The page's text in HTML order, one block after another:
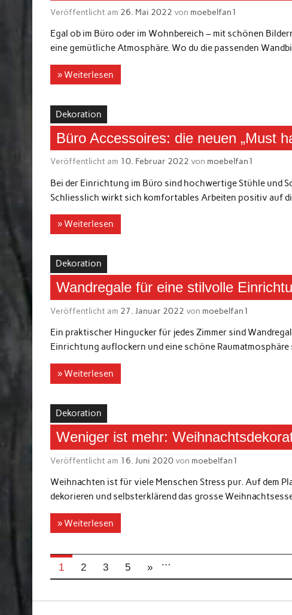
Veröffentlicht am 26. Mai 2022 von moebelfan1
Egal ob im Büro oder im Wohnbereich – mit schönen
eine gemütliche Atmosphäre. Wo du die passenden
» Weiterlesen
Dekoration
Büro Accessoires: die neuen „Must
Veröffentlicht am 10. Februar 2022 von moebelfan1
Bei der Einrichtung im Büro sind hochwertige Stühle und
Schliesslich wirkt sich komfortables Arbeiten positiv auf
» Weiterlesen
Dekoration
Wandregale für eine stilvolle
Veröffentlicht am 27. Januar 2022 von moebelfan1
Ein praktischer Hingucker für jedes Zimmer sind
Einrichtung auflockern und eine schöne
» Weiterlesen
Dekoration
Weniger ist mehr:
Veröffentlicht am 16. Juni 2020 von moebelfan1
Weihnachten ist für viele Menschen Stress pur. Auf dem
dekorieren und selbsterklärend das grosse
» Weiterlesen
1 2 3 …
5 »